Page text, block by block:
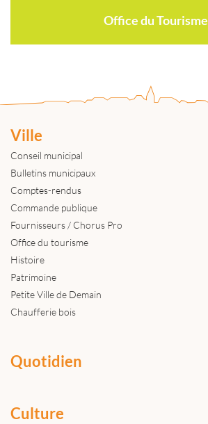
Office du Tourisme
Ville
Conseil municipal
Bulletins municipaux
Comptes-rendus
Commande publique
Fournisseurs / Chorus Pro
Office du tourisme
Histoire
Patrimoine
Petite Ville de Demain
Chaufferie bois
Quotidien
Culture